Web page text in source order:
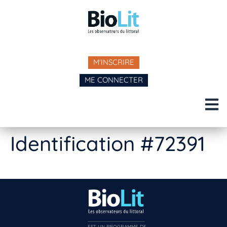
M'INSCRIRE
ME CONNECTER
Identification #72391